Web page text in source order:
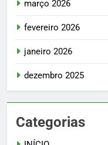
março 2026
fevereiro 2026
janeiro 2026
dezembro 2025
Categorias